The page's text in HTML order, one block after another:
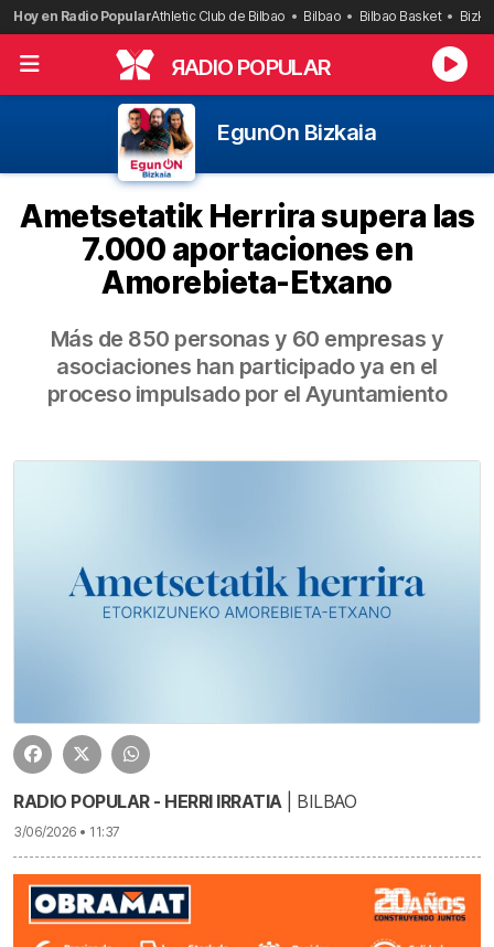
Saltar
al
contenido
Hoy en Radio PopularAthletic Club de Bilbao Bilbao Bilbao Basket
RADIO POPULAR
EgunOn Bizkaia
Ametsetatik Herrira supera las
7.000 aportaciones en
Amorebieta-Etxano
Más de 850 personas y 60 empresas y
asociaciones han participado ya en el
proceso impulsado por el Ayuntamiento
RADIO POPULAR - HERRI IRRATIA| BILBAO
3/06/2026 • 11:37